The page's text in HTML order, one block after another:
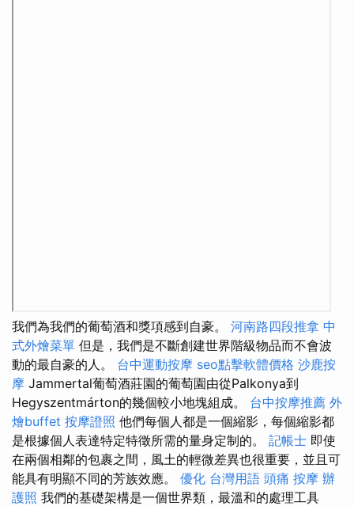
我們為我們的葡萄酒和獎項感到自豪。 河南路四段推拿 中
式外燴菜單 但是，我們是不斷創建世界階級物品而不會波
動的最自豪的人。 台中運動按摩 seo點擊軟體價格 沙鹿按
摩 Jammertal葡萄酒莊園的葡萄園由從Palkonya到
Hegyszentmárton的幾個較小地塊組成。 台中按摩推薦 外
燴buffet 按摩證照 他們每個人都是一個縮影，每個縮影都
是根據個人表達特定特徵所需的量身定制的。 記帳士 即使
在兩個相鄰的包裹之間，風土的輕微差異也很重要，並且可
能具有明顯不同的芳族效應。 優化 台灣用語 頭痛 按摩 辦
護照 我們的基礎架構是一個世界類，最溫和的處理工具